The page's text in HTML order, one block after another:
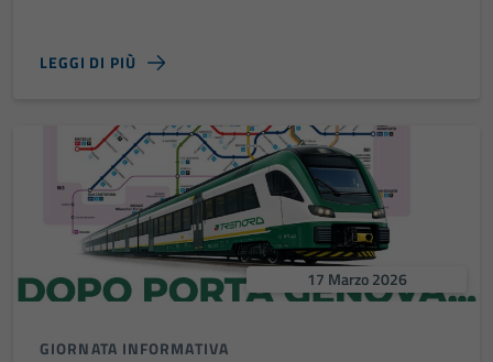
LEGGI DI PIÙ
17 Marzo 2026
GIORNATA INFORMATIVA